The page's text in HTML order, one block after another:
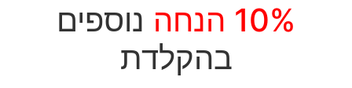
10% הנחה
נוספים
בהקלדת